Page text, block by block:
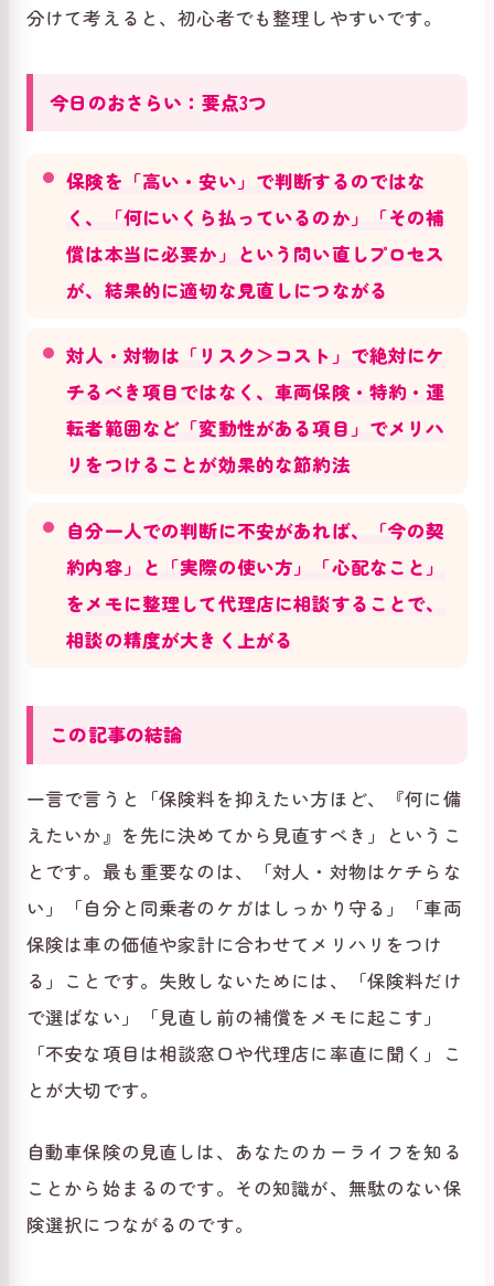
分けて考えると、初心者でも整理しやすいです。
今日のおさらい：要点3つ
保険を「高い・安い」で判断するのではな
く、「何にいくら払っているのか」「その補
償は本当に必要か」という問い直しプロセス
が、結果的に適切な見直しにつながる
対人・対物は「リスク＞コスト」で絶対にケ
チるべき項目ではなく、車両保険・特約・運
転者範囲など「変動性がある項目」でメリハ
リをつけることが効果的な節約法
自分一人での判断に不安があれば、「今の契
約内容」と「実際の使い方」「心配なこと」
をメモに整理して代理店に相談することで、
相談の精度が大きく上がる
この記事の結論
一言で言うと「保険料を抑えたい方ほど、『何に備
えたいか』を先に決めてから見直すべき」というこ
とです。最も重要なのは、「対人・対物はケチらな
い」「自分と同乗者のケガはしっかり守る」「車両
保険は車の価値や家計に合わせてメリハリをつけ
る」ことです。失敗しないためには、「保険料だけ
で選ばない」「見直し前の補償をメモに起こす」
「不安な項目は相談窓口や代理店に率直に聞く」こ
とが大切です。
自動車保険の見直しは、あなたのカーライフを知る
ことから始まるのです。その知識が、無駄のない保
険選択につながるのです。